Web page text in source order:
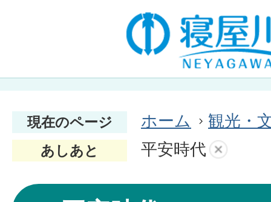
現在のページ ホーム 観光・
あしあと 平安時代